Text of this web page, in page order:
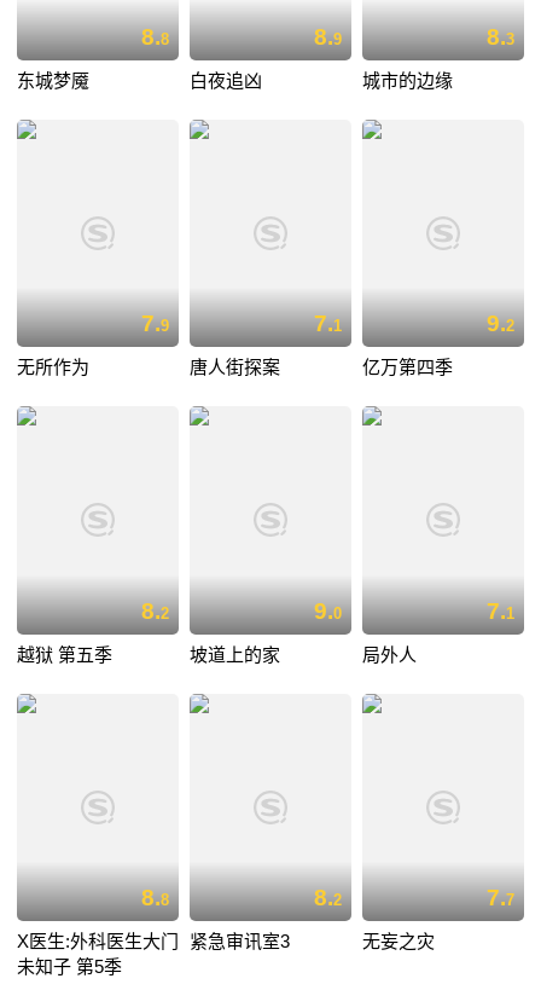
8.8
东城梦魇
8.9
白夜追凶
8.3
城市的边缘
7.9
无所作为
7.1
唐人街探案
9.2
亿万第四季
8.2
越狱 第五季
9.0
坡道上的家
7.1
局外人
8.8
X医生:外科医生大门
未知子 第5季
8.2
紧急审讯室3
7.7
无妄之灾